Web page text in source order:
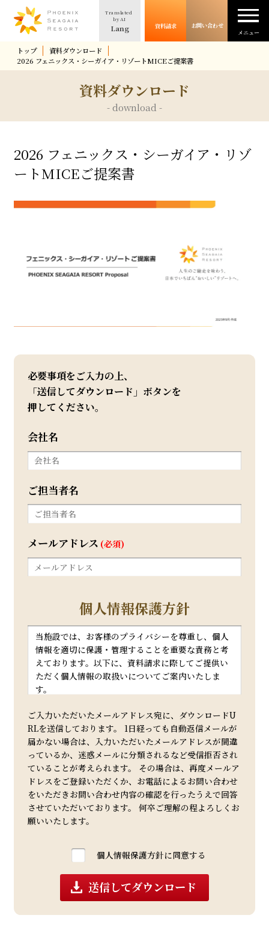
資料請求
お問い合わせ
メニュー
Translated
by AI
Lang
シーガイアの魅力
事例紹介
施設紹介
所在地・アクセス方法
資料請求
トップ
資料ダウンロード
2026 フェニックス・シーガイア・リゾートMICEご提案書
資料ダウンロード
- download -
2026 フェニックス・シーガイア・リゾ
ートMICEご提案書
必要事項をご入力の上、
「送信してダウンロード」ボタンを
押してください。
会社名
ご担当者名
メールアドレス (必須)
個人情報保護方針
当施設では、お客様のプライバシーを尊重し、個人
情報を適切に保護・管理することを重要な責務と考
えております。以下に、資料請求に際してご提供い
ただく個人情報の取扱いについてご案内いたしま
す。
お客様からご提供いただいた個人情報は、以下の目
的のために利用いたします。
* 資料の送付およびそれに付随するご案内
* お問い合わせへの回答
* 当施設に関する最新情報やサービスのご案内（ご
同意いただいた場合）
2. 個人情報の管理
当施設は、個人情報を正確かつ最新の状態で管理
し、不正アクセス、紛失、破壊、改ざん及び漏洩等
3. 個人情報の第三者提供について
当施設は、次の場合を除き、お客様の同意なく第三
者に個人情報を提供することはありません。
* 法令に基づく場合
* 人の生命、身体または財産の保護のために必要が
ある場合
ご入力いただいたメールアドレス宛に、ダウンロードU
RLを送信しております。 1日経っても自動返信メールが
届かない場合は、入力いただいたメールアドレスが間違
っているか、迷惑メールに分類されるなど受信拒否され
ていることが考えられます。 その場合は、再度メールア
ドレスをご登録いただくか、お電話によるお問い合わせ
をいただきお問い合わせ内容の確認を行ったうえで回答
させていただいております。 何卒ご理解の程よろしくお
願いいたします。
個人情報保護方針に同意する
送信してダウンロード